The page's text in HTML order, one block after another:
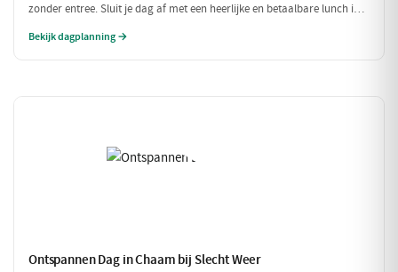
zonder entree. Sluit je dag af met een heerlijke en betaalbare lunch in
Bekijk dagplanning →
Ontspannen Dag in Chaam bij Slecht Weer